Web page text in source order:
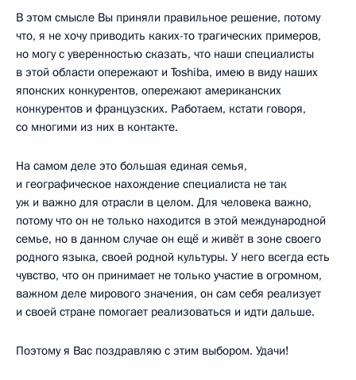
В этом смысле Вы приняли правильное решение, потому
что, я не хочу приводить каких-то трагических примеров,
но могу с уверенностью сказать, что наши специалисты
в этой области опережают и Toshiba, имею в виду наших
японских конкурентов, опережают американских
конкурентов и французских. Работаем, кстати говоря,
со многими из них в контакте.
На самом деле это большая единая семья,
и географическое нахождение специалиста не так
уж и важно для отрасли в целом. Для человека важно,
потому что он не только находится в этой международной
семье, но в данном случае он ещё и живёт в зоне своего
родного языка, своей родной культуры. У него всегда есть
чувство, что он принимает не только участие в огромном,
важном деле мирового значения, он сам себя реализует
и своей стране помогает реализоваться и идти дальше.
Поэтому я Вас поздравляю с этим выбором. Удачи!